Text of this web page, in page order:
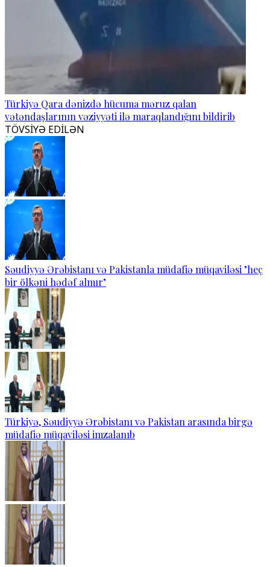
Türkiyə Qara dənizdə hücuma məruz qalan
vətəndaşlarının vəziyyəti ilə maraqlandığını bildirib
TÖVSİYƏ EDİLƏN
Səudiyyə Ərəbistanı və Pakistanla müdafiə müqaviləsi "heç
bir ölkəni hədəf almır"
Türkiyə, Səudiyyə Ərəbistanı və Pakistan arasında birgə
müdafiə müqaviləsi imzalanıb